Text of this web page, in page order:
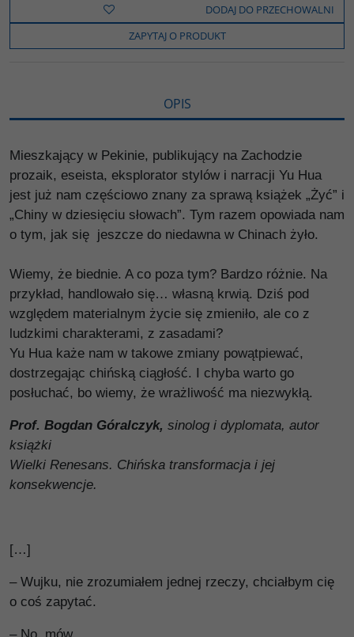
o
k
t
e
i
n
k
e
l
s
DODAJ DO PRZECHOWALNI
ZAPYTAJ O PRODUKT
OPIS
Mieszkający w Pekinie, publikujący na Zachodzie
prozaik, eseista, eksplorator stylów i narracji Yu Hua
jest już nam częściowo znany za sprawą książek „Żyć” i
„Chiny w dziesięciu słowach”. Tym razem opowiada nam
o tym, jak się jeszcze do niedawna w Chinach żyło.
Wiemy, że biednie. A co poza tym? Bardzo różnie. Na
przykład, handlowało się… własną krwią. Dziś pod
względem materialnym życie się zmieniło, ale co z
ludzkimi charakterami, z zasadami?
Yu Hua każe nam w takowe zmiany powątpiewać,
dostrzegając chińską ciągłość. I chyba warto go
posłuchać, bo wiemy, że wrażliwość ma niezwykłą.
Prof. Bogdan Góralczyk, sinolog i dyplomata, autor
książki
Wielki Renesans. Chińska transformacja i jej
konsekwencje.
[…]
– Wujku, nie zrozumiałem jednej rzeczy, chciałbym cię
o coś zapytać.